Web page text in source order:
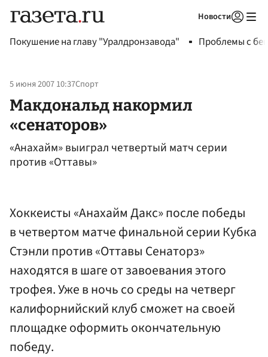
Новости
Покушение на главу "Уралдронзавода" Проблемы с
5 июня 2007 10:37Спорт
Макдональд накормил
«сенаторов»
«Анахайм» выиграл четвертый матч серии
против «Оттавы»
Хоккеисты «Анахайм Дакс» после победы
в четвертом матче финальной серии Кубка
Стэнли против «Оттавы Сенаторз»
находятся в шаге от завоевания этого
трофея. Уже в ночь со среды на четверг
калифорнийский клуб сможет на своей
площадке оформить окончательную
победу.